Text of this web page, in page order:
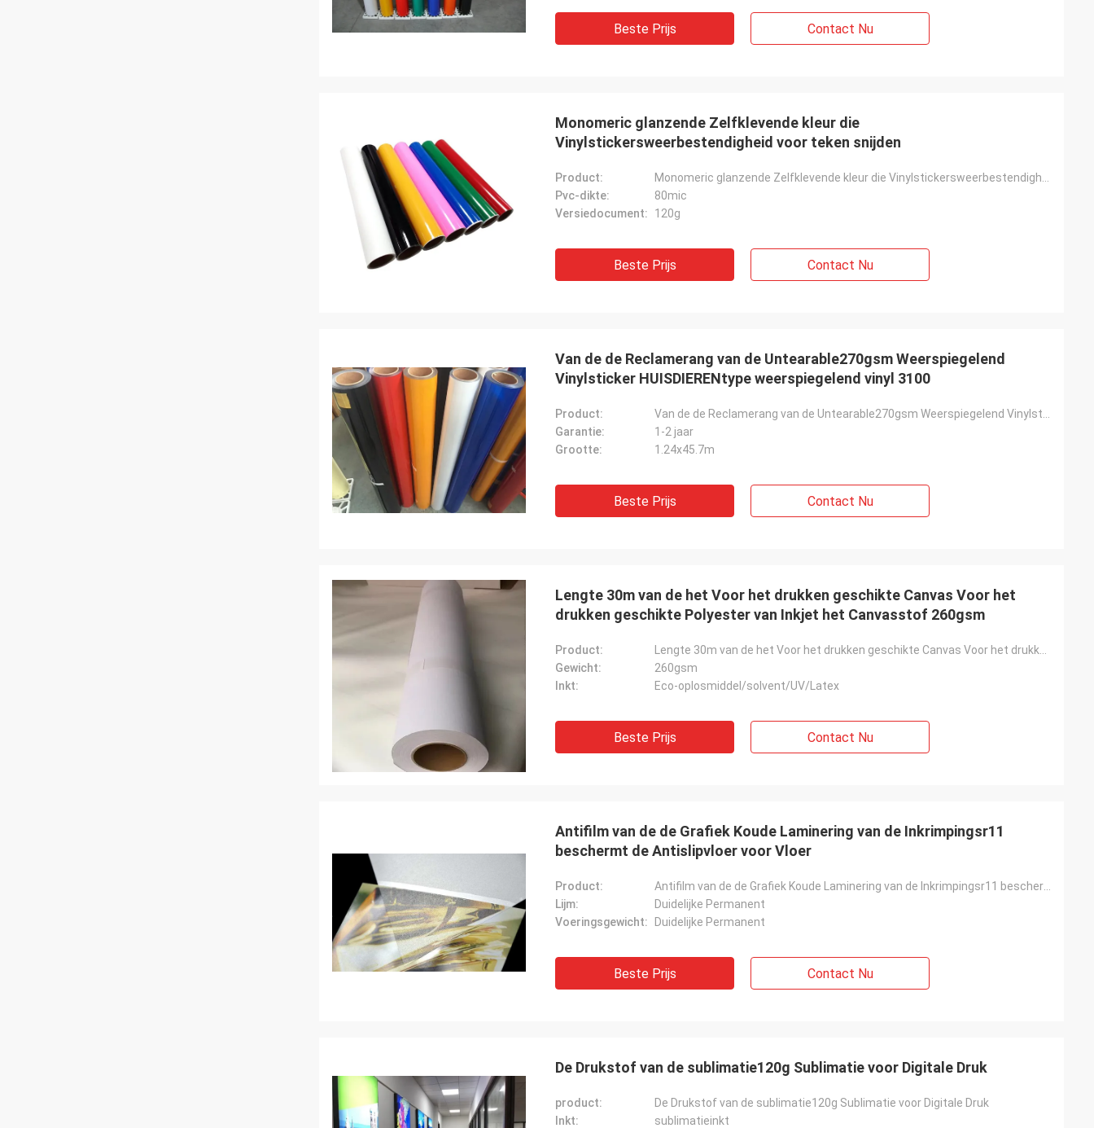
Beste Prijs Contact Nu
Monomeric glanzende Zelfklevende kleur die
Vinylstickersweerbestendigheid voor teken snijden
Product:
Pvc-dikte:
80mic
Versiedocument:
120g
Beste Prijs Contact Nu
Van de de Reclamerang van de Untearable270gsm Weerspiegelend
Vinylsticker HUISDIERENtype weerspiegelend vinyl 3100
Product:
Garantie:
1-2 jaar
Grootte:
1.24x45.7m
Beste Prijs Contact Nu
Lengte 30m van de het Voor het drukken geschikte Canvas Voor het
drukken geschikte Polyester van Inkjet het Canvasstof 260gsm
Product:
Gewicht:
260gsm
Inkt:
Eco-oplosmiddel/solvent/UV/Latex
Beste Prijs Contact Nu
Antifilm van de de Grafiek Koude Laminering van de Inkrimpingsr11
beschermt de Antislipvloer voor Vloer
Product:
Lijm:
Duidelijke Permanent
Voeringsgewicht:
Duidelijke Permanent
Beste Prijs Contact Nu
De Drukstof van de sublimatie120g Sublimatie voor Digitale Druk
product:
De Drukstof van de sublimatie120g Sublimatie voor Digitale Druk
Inkt:
sublimatieinkt